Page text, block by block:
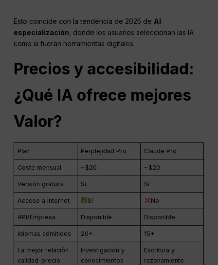
Esto coincide con la tendencia de 2025 de AI
especialización , donde los usuarios seleccionan las IA
como si fueran herramientas digitales.
Precios y accesibilidad:
¿Qué IA ofrece mejores
Valor?
Plan Perplejidad Pro Claude Pro
Coste mensual ~$20 ~$20
Versión gratuita Sí Sí
Acceso a Internet Sí No
API/Empresa Disponible Disponible
Idiomas admitidos 20+ 15+
La mejor relación
calidad-precio
Investigación y
conocimientos
Escritura y
razonamiento